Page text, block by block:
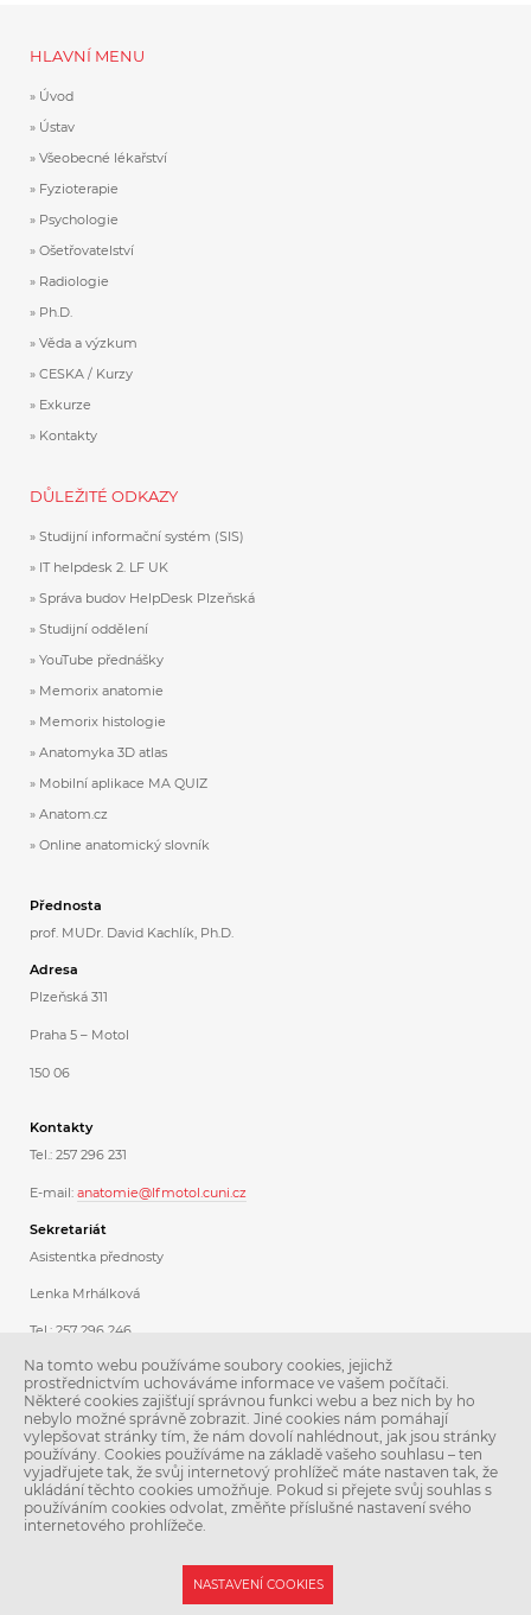
HLAVNÍ MENU
Úvod
Ústav
Všeobecné lékařství
Fyzioterapie
Psychologie
Ošetřovatelství
Radiologie
Ph.D.
Věda a výzkum
CESKA / Kurzy
Exkurze
Kontakty
DŮLEŽITÉ ODKAZY
Studijní informační systém (SIS)
IT helpdesk 2. LF UK
Správa budov HelpDesk Plzeňská
Studijní oddělení
YouTube přednášky
Memorix anatomie
Memorix histologie
Anatomyka 3D atlas
Mobilní aplikace MA QUIZ
Anatom.cz
Online anatomický slovník
Přednosta
prof. MUDr. David Kachlík, Ph.D.
Adresa
Plzeňská 311
Praha 5 – Motol
150 06
Kontakty
Tel.: 257 296 231
E-mail: anatomie@lfmotol.cuni.cz
Sekretariát
Asistentka přednosty
Lenka Mrhálková
Tel.: 257 296 246
Koordinátorka dárcovského programu
Ing. Libuše Stoklásková
Tel.: 257 296 231
mobil: 775 050 012
Na tomto webu používáme soubory cookies, jejichž
prostřednictvím uchováváme informace ve vašem počítači.
Některé cookies zajišťují správnou funkci webu a bez nich by ho
nebylo možné správně zobrazit. Jiné cookies nám pomáhají
vylepšovat stránky tím, že nám dovolí nahlédnout, jak jsou stránky
používány. Cookies používáme na základě vašeho souhlasu – ten
vyjadřujete tak, že svůj internetový prohlížeč máte nastaven tak, že
ukládání těchto cookies umožňuje. Pokud si přejete svůj souhlas s
používáním cookies odvolat, změňte příslušné nastavení svého
internetového prohlížeče.
NASTAVENÍ COOKIES